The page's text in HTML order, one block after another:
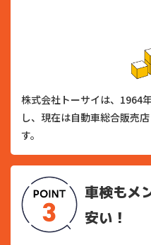
株式会社トーサイは、1964
し、現在は自動車総合販売
す。
車検もメ
安い！